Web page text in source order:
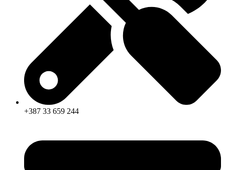
+387 33 659 244